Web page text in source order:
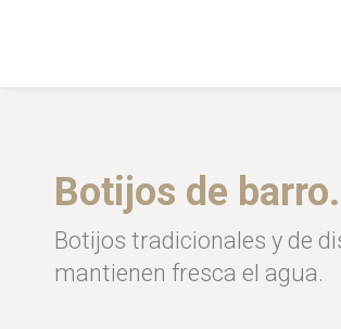
Botijos de barro.
Botijos tradicionales y de
mantienen fresca el agua.